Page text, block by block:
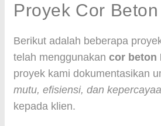
Proyek Cor
Berikut adalah beberapa
telah menggunakan cor beton
proyek kami dokumentasikan
mutu, efisiensi, dan
kepada klien.